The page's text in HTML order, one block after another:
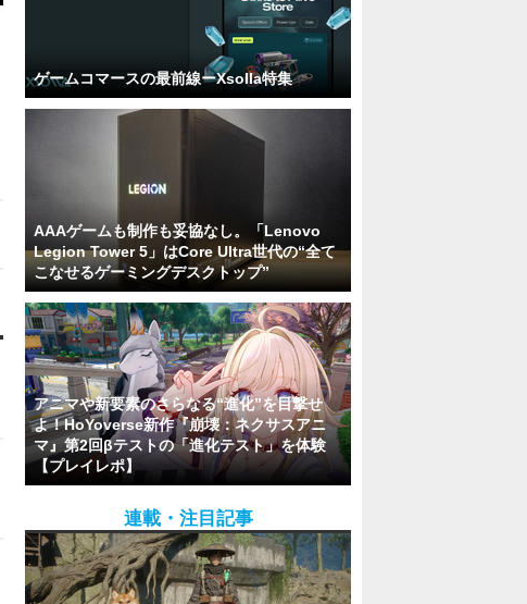
ゲームコマースの最前線ーXsolla特集
AAAゲームも制作も妥協なし。「Lenovo
Legion Tower 5」はCore Ultra世代の“全て
こなせるゲーミングデスクトップ”
アニマや新要素のさらなる“進化”を目撃せ
よ！HoYoverse新作『崩壊：ネクサスアニ
マ』第2回βテストの「進化テスト」を体験
【プレイレポ】
連載・注目記事